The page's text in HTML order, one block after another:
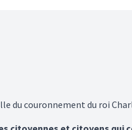
du couronnement du roi